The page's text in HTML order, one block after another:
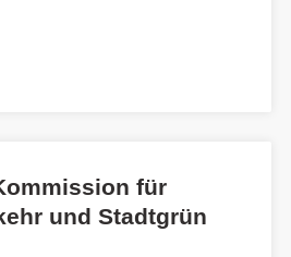
für
und Stadtgrün